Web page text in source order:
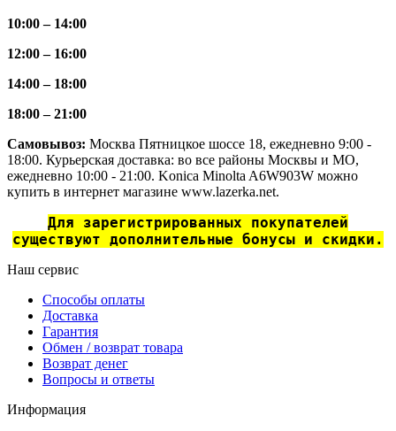
10:00 – 14:00
12:00 – 16:00
14:00 – 18:00
18:00 – 21:00
Самовывоз: Москва Пятницкое шоссе 18, ежедневно 9:00 -
18:00. Курьерская доставка: во все районы Москвы и МО,
ежедневно 10:00 - 21:00. Konica Minolta A6W903W можно
купить в интернет магазине www.lazerka.net.
Для зарегистрированных покупателей
существуют дополнительные бонусы и скидки.
Наш сервис
Способы оплаты
Доставка
Гарантия
Обмен / возврат товара
Возврат денег
Вопросы и ответы
Информация